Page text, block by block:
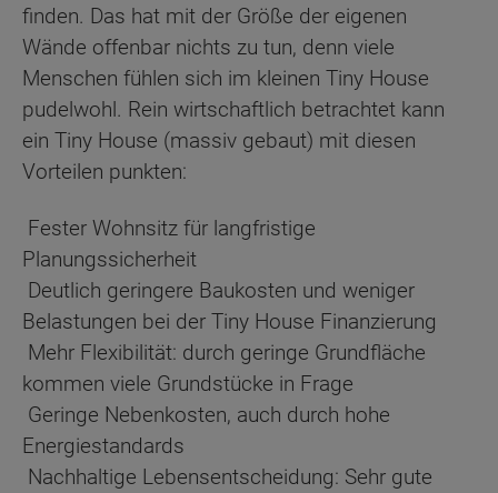
finden. Das hat mit der Größe der eigenen
Wände offenbar nichts zu tun, denn viele
Menschen fühlen sich im kleinen Tiny House
pudelwohl. Rein wirtschaftlich betrachtet kann
ein Tiny House (massiv gebaut) mit diesen
Vorteilen punkten:
Fester Wohnsitz für langfristige
Planungssicherheit
Deutlich geringere Baukosten und weniger
Belastungen bei der Tiny House Finanzierung
Mehr Flexibilität: durch geringe Grundfläche
kommen viele Grundstücke in Frage
Geringe Nebenkosten, auch durch hohe
Energiestandards
Nachhaltige Lebensentscheidung: Sehr gute